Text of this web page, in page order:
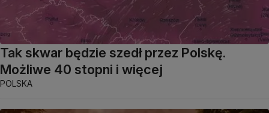
Tak skwar będzie szedł przez Polskę.
Możliwe 40 stopni i więcej
POLSKA